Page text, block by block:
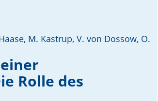
M. Kastrup, V. von Dossow, O.
Rolle des